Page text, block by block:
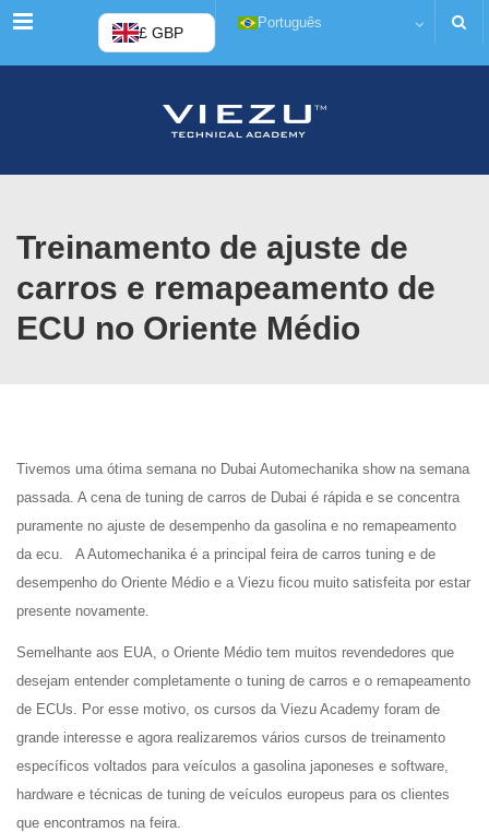
Menu £ GBP
Português
Treinamento de ajuste de
carros e remapeamento de
ECU no Oriente Médio
Tivemos uma ótima semana no Dubai Automechanika show na semana
passada. A cena de tuning de carros de Dubai é rápida e se concentra
puramente no ajuste de desempenho da gasolina e no remapeamento
da ecu. A Automechanika é a principal feira de carros tuning e de
desempenho do Oriente Médio e a Viezu ficou muito satisfeita por estar
presente novamente.
Semelhante aos EUA, o Oriente Médio tem muitos revendedores que
desejam entender completamente o tuning de carros e o remapeamento
de ECUs. Por esse motivo, os cursos da Viezu Academy foram de
grande interesse e agora realizaremos vários cursos de treinamento
específicos voltados para veículos a gasolina japoneses e software,
hardware e técnicas de tuning de veículos europeus para os clientes
que encontramos na feira.